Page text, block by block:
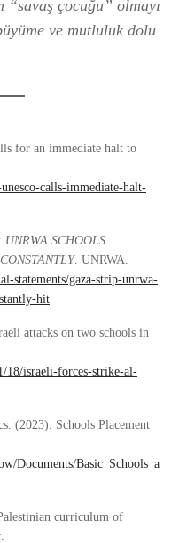
çocuğu” olmayı
ve mutluluk dolu
for an immediate halt to
calls-immediate-halt-
SCHOOLS
. UNRWA.
statements/gaza-strip-unrwa-
hit
attacks on two schools in
18/israeli-forces-strike-al-
(2023). Schools Placement
Documents/Basic_Schools_a
curriculum of